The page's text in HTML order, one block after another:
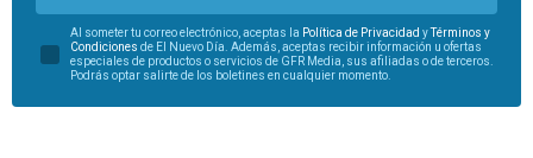
Al someter tu correo electrónico, aceptas la Política de Privacidad yTérminos y
Condiciones de El Nuevo Día. Además, aceptas recibir información u ofertas
especiales de productos o servicios de GFR Media, sus afiliadas o de terceros.
Podrás optar salirte de los boletines en cualquier momento.